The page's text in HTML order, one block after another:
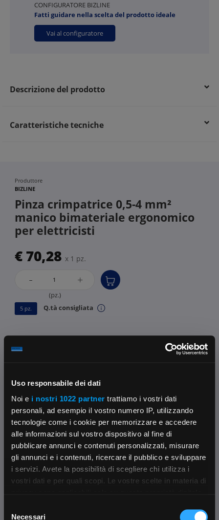
Uso responsabile dei dati
Noi e i nostri 1022 partner trattiamo i vostri dati
personali, ad esempio il vostro numero IP, utilizzando
tecnologie come i cookie per memorizzare e accedere
alle informazioni sul vostro dispositivo al fine di
pubblicare annunci e contenuti personalizzati, misurare
gli annunci e i contenuti, ricercare il pubblico e sviluppare
i servizi. Avete la possibilità di scegliere chi utilizza i
vostri dati e per quali scopi. Le vostre scelte in materia di
modificare o revocare il proprio consenso in qualsiasi
Necessari
×
CONFIGURATORE BIZLINE
Fatti guidare nella scelta del prodotto ideale
Vai al configuratore
Descrizione del prodotto
Caratteristiche tecniche
Produttore
BIZLINE
Pinza crimpatrice 0,5-4 mm²
manico bimateriale ergonomico
per elettricisti
€ 70,28 x 1 pz.
- +
(pz.)
5 pz. Q.tà consigliata
7 pz.su Logistico Brescia
Fissa una consulenza
Ti affiancheremo passo dopo passo
Contattaci
Parla con il customer care dedicato